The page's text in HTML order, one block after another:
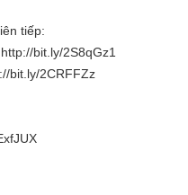
tiếp:
bit.ly/2S8qGz1
bit.ly/2CRFFZz